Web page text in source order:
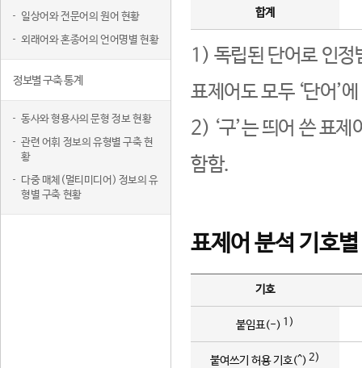
일상어와 전문어의 원어 현황
외래어와 혼종어의 언어명별 현황
정보별 구축 통계
동사와 형용사의 문형 정보 현황
관련 어휘 정보의 유형별 구축 현
황
다중 매체(멀티미디어) 정보의 유
형별 구축 현황
합계
1) 독립된 단어로 인정
표제어도 모두 ‘단어’
2) ‘구’는 띄어 쓴 표
함함.
표제어 분석 기호
기호
붙임표(-) 1)
붙여쓰기 허용 기호(^) 2)